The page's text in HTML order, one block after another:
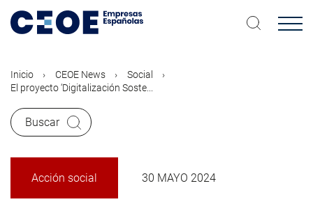
contenido
Inicio CEOE News
Social
El proyecto ‘Digitalización Soste...
Buscar
Acción social 30 MAYO 2024